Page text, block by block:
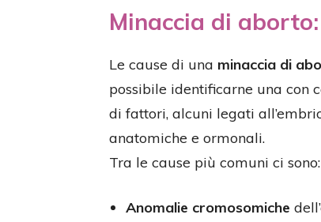
Minaccia di
Le cause di una minaccia di
possibile identificarne una con
di fattori, alcuni legati
anatomiche e ormonali.
Tra le cause più comuni ci sono:
Anomalie cromosomiche